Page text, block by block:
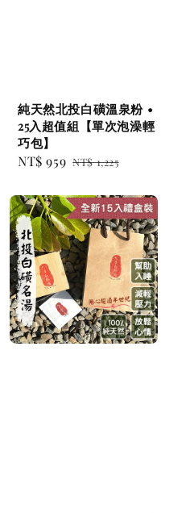
純天然北投白磺溫泉粉 •
25入超值組【單次泡澡輕
巧包】
Sale
NT$ 959 Regular
NT$ 1,225